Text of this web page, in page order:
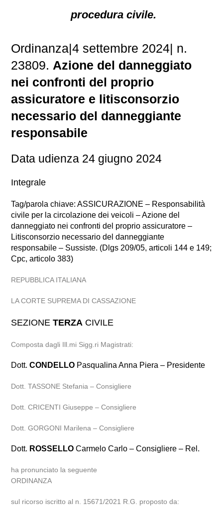
procedura civile.
Ordinanza|4 settembre 2024| n.
23809. Azione del danneggiato
nei confronti del proprio
assicuratore e litisconsorzio
necessario del danneggiante
responsabile
Data udienza 24 giugno 2024
Integrale
Tag/parola chiave: ASSICURAZIONE – Responsabilità
civile per la circolazione dei veicoli – Azione del
danneggiato nei confronti del proprio assicuratore –
Litisconsorzio necessario del danneggiante
responsabile – Sussiste. (Dlgs 209/05, articoli 144 e 149;
Cpc, articolo 383)
REPUBBLICA ITALIANA
LA CORTE SUPREMA DI CASSAZIONE
SEZIONETERZA CIVILE
Composta dagli Ill.mi Sigg.ri Magistrati:
Dott.CONDELLO Pasqualina Anna Piera – Presidente
Dott. TASSONE Stefania – Consigliere
Dott. CRICENTI Giuseppe – Consigliere
Dott. GORGONI Marilena – Consigliere
Dott. ROSSELLO Carmelo Carlo – Consigliere – Rel.
ha pronunciato la seguente
ORDINANZA
sul ricorso iscritto al n. 15671/2021 R.G. proposto da: